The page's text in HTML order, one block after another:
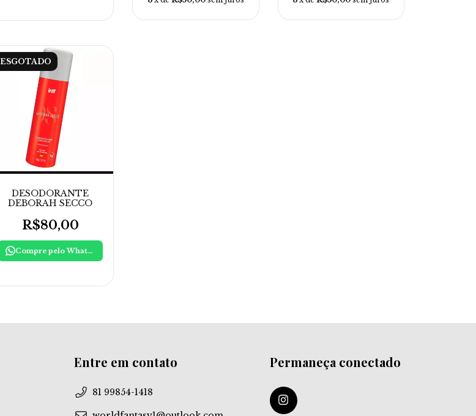
ESGOTADO
DESODORANTE
DEBORAH SECCO
R$80,00
Compre pelo WhatsApp
Entre em contato
81 99854-1418
Permaneça conectado